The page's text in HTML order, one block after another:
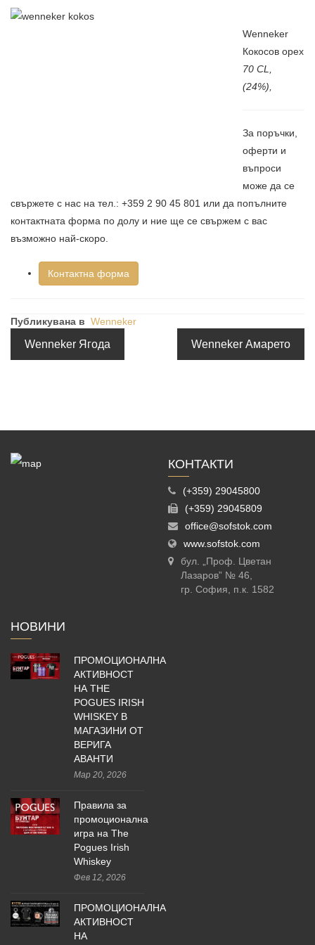
Wenneker
Кокосов орех
70 CL,
(24%),
За поръчки,
оферти и
въпроси
може да се
свържете с нас на тел.: +359 2 90 45 801 или да попълните
контактната форма по долу и ние ще се свържем с вас
възможно най-скоро.
Контактна форма
Публикувана в Wenneker
Wenneker Ягода Wenneker Амарето
КОНТАКТИ
(+359) 29045800
(+359) 29045809
office@sofstok.com
www.sofstok.com
бул. „Проф. Цветан
Лазаров” № 46,
гр. София, п.к. 1582
НОВИНИ
ПРОМОЦИОНАЛНА
АКТИВНОСТ
НА THE
POGUES IRISH
WHISKEY В
МАГАЗИНИ ОТ
ВЕРИГА
АВАНТИ
Мар 20, 2026
Правила за
промоционална
игра на The
Pogues Irish
Whiskey
Фев 12, 2026
ПРОМОЦИОНАЛНА
АКТИВНОСТ
НА